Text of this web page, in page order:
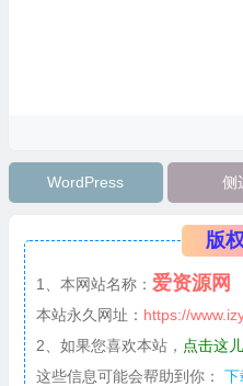
WordPress 侧
版
1、本网站名称： 爱资源网
本站永久网址： https://
2、如果您喜欢本站， 点击这儿
这些信息可能会帮助到你：
下